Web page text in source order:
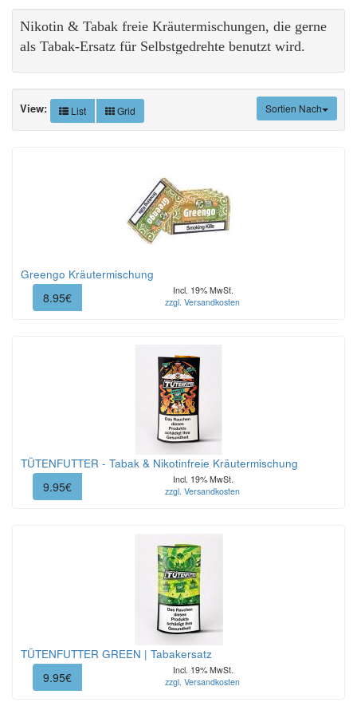
Nikotin & Tabak freie Kräutermischungen, die gerne
als Tabak-Ersatz für Selbstgedrehte benutzt wird.
Sortien Nach
View: List Grid
Greengo Kräutermischung
8.95€
Incl. 19% MwSt.
zzgl. Versandkosten
TÜTENFUTTER - Tabak & Nikotinfreie Kräutermischung
9.95€
Incl. 19% MwSt.
zzgl. Versandkosten
TÜTENFUTTER GREEN | Tabakersatz
9.95€
Incl. 19% MwSt.
zzgl. Versandkosten